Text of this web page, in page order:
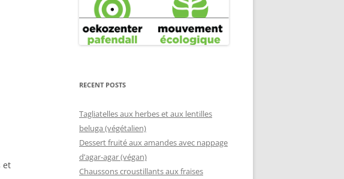
et
RECENT POSTS
Tagliatelles aux herbes et aux lentilles
beluga (végétalien)
Dessert fruité aux amandes avec nappage
d’agar-agar (végan)
Chaussons croustillants aux fraises